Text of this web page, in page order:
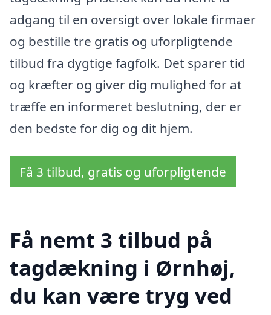
adgang til en oversigt over lokale firmaer
og bestille tre gratis og uforpligtende
tilbud fra dygtige fagfolk. Det sparer tid
og kræfter og giver dig mulighed for at
træffe en informeret beslutning, der er
den bedste for dig og dit hjem.
Få 3 tilbud, gratis og uforpligtende
Få nemt 3 tilbud på
tagdækning i Ørnhøj,
du kan være tryg ved